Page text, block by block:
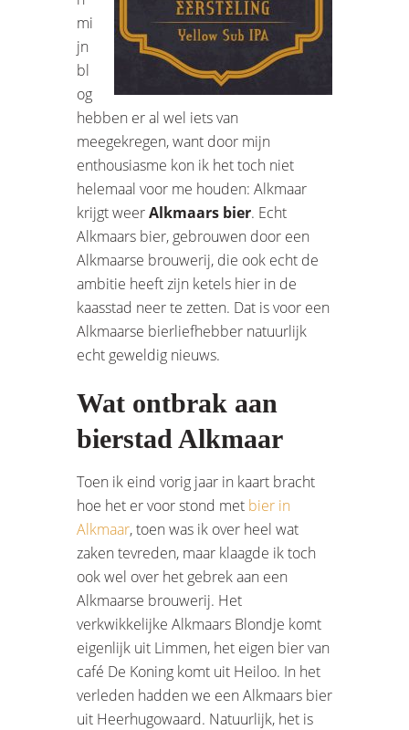
mi
jn
bl
og
hebben er al wel iets van
meegekregen, want door mijn
enthousiasme kon ik het toch niet
helemaal voor me houden: Alkmaar
krijgt weerAlkmaars bier. Echt
Alkmaars bier, gebrouwen door een
Alkmaarse brouwerij, die ook echt de
ambitie heeft zijn ketels hier in de
kaasstad neer te zetten. Dat is voor een
Alkmaarse bierliefhebber natuurlijk
echt geweldig nieuws.
Wat ontbrak aan
bierstad Alkmaar
Toen ik eind vorig jaar in kaart bracht
hoe het er voor stond met bier in
Alkmaar, toen was ik over heel wat
zaken tevreden, maar klaagde ik toch
ook wel over het gebrek aan een
Alkmaarse brouwerij. Het
verkwikkelijke Alkmaars Blondje komt
eigenlijk uit Limmen, het eigen bier van
café De Koning komt uit Heiloo. In het
verleden hadden we een Alkmaars bier
uit Heerhugowaard. Natuurlijk, het is